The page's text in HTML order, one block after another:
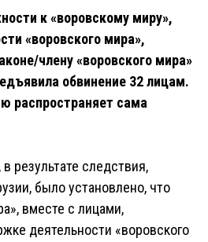
к «воровскому миру»,
«воровского мира»,
члену «воровского мира»
обвинение 32 лицам.
распространяет сама
результате следствия,
было установлено, что
вместе с лицами,
деятельности «воровского